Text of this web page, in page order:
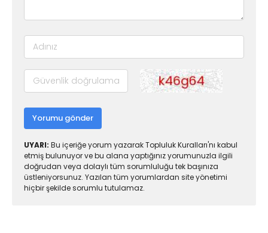
Yorumu gönder
UYARI: Bu içeriğe yorum yazarak Topluluk Kuralları'nı kabul
etmiş bulunuyor ve bu alana yaptığınız yorumunuzla ilgili
doğrudan veya dolaylı tüm sorumluluğu tek başınıza
üstleniyorsunuz. Yazılan tüm yorumlardan site yönetimi
hiçbir şekilde sorumlu tutulamaz.